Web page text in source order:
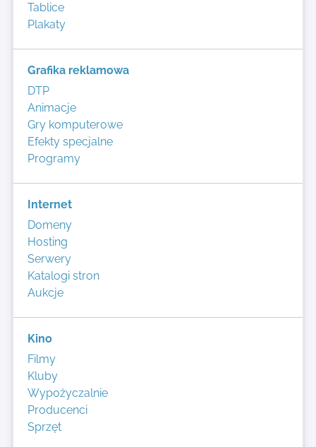
Tablice
Plakaty
Grafika reklamowa
DTP
Animacje
Gry komputerowe
Efekty specjalne
Programy
Internet
Domeny
Hosting
Serwery
Katalogi stron
Aukcje
Kino
Filmy
Kluby
Wypożyczalnie
Producenci
Sprzęt